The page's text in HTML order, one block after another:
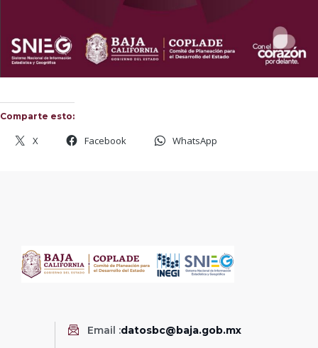
Comparte esto:
X Facebook WhatsApp
Email :datosbc@baja.gob.mx